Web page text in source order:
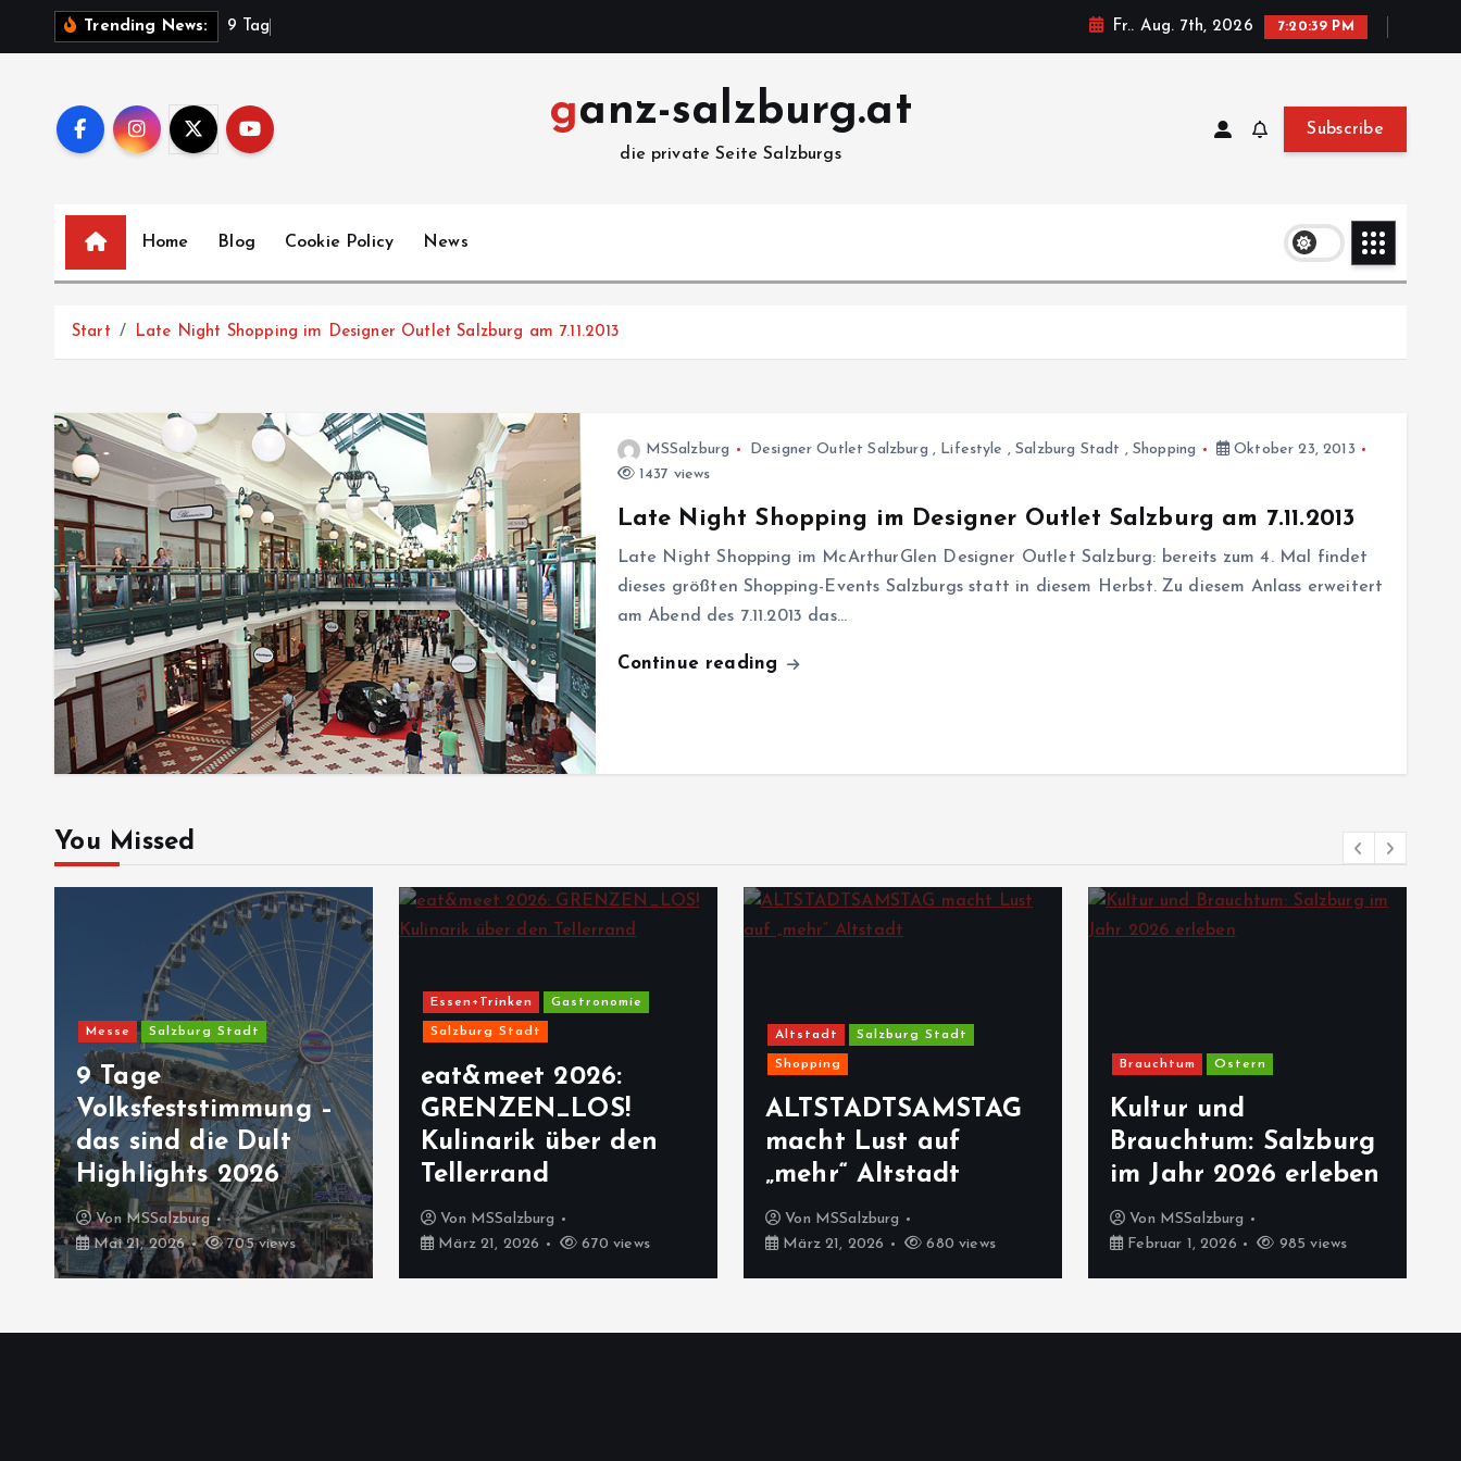
Trending News: 9 ag Fr.. Aug. 7th, 2026 7:20:39 PM
ganz-salzburg.at
die private Seite Salzburgs
Subscribe
Home Blog Cookie Policy News
Start Late Night Shopping im Designer Outlet Salzburg am 7.11.2013
MSSalzburg Designer Outlet Salzburg , Lifestyle ,Salzburg Stadt , Shopping
Oktober 23, 2013
1437 views
Late Night Shopping im Designer Outlet Salzburg am 7.11.2013
Late Night Shopping im McArthurGlen Designer Outlet Salzburg: bereits zum 4. Mal findet
dieses größten Shopping-Events Salzburgs statt in diesem Herbst. Zu diesem Anlass erweitert
am Abend des 7.11.2013 das…
Continue reading
You Missed
Messe Salzburg Stadt
9 Tage
Volksfeststimmung –
das sind die Dult
Highlights 2026
Von MSSalzburg
Mai 21, 2026
705 views
Essen+Trinken Gastronomie
Salzburg Stadt
eat&meet 2026:
GRENZEN_LOS!
Kulinarik über den
Tellerrand
Von MSSalzburg
März 21, 2026
670 views
Altstadt Salzburg Stadt
Shopping
ALTSTADTSAMSTAG
macht Lust auf
„mehr“ Altstadt
Von MSSalzburg
März 21, 2026
680 views
Brauchtum Ostern
Kultur und
Brauchtum: Salzburg
im Jahr 2026 erleben
Von MSSalzburg
Februar 1, 2026
985 views